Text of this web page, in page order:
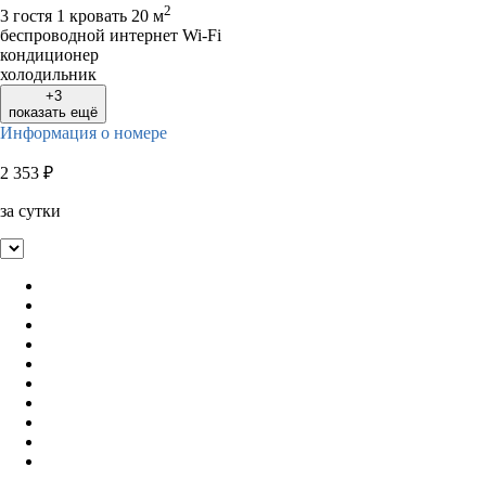
3 гостя 1 кровать 20 м2
беспроводной интернет Wi-Fi
кондиционер
холодильник
+3
показать ещё
Информация о номере
2 353 ₽
за сутки